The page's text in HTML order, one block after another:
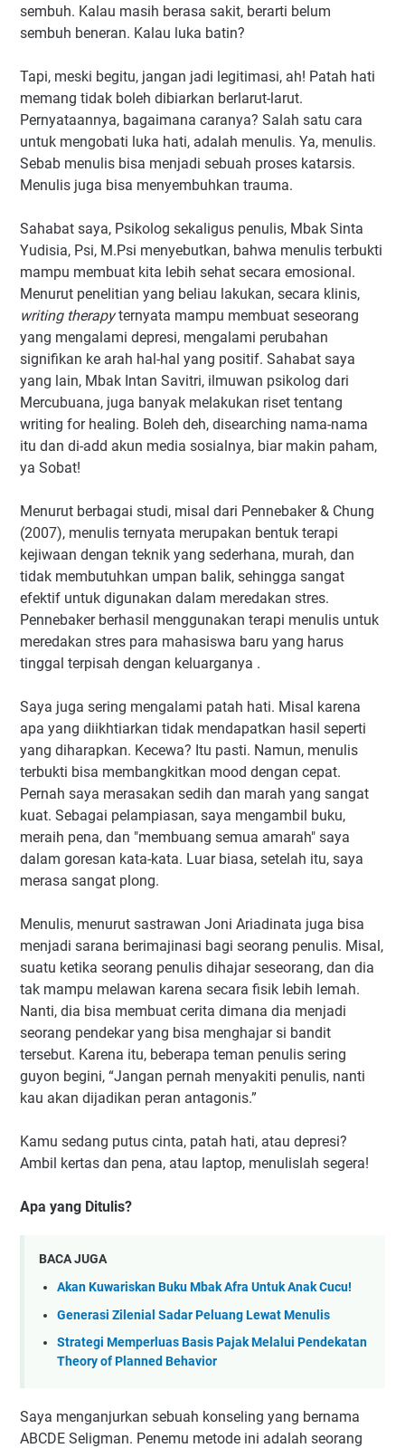
sembuh. Kalau masih berasa sakit, berarti belum
sembuh beneran. Kalau luka batin?
Tapi, meski begitu, jangan jadi legitimasi, ah! Patah hati
memang tidak boleh dibiarkan berlarut-larut.
Pernyataannya, bagaimana caranya? Salah satu cara
untuk mengobati luka hati, adalah menulis. Ya, menulis.
Sebab menulis bisa menjadi sebuah proses katarsis.
Menulis juga bisa menyembuhkan trauma.
Sahabat saya, Psikolog sekaligus penulis, Mbak Sinta
Yudisia, Psi, M.Psi menyebutkan, bahwa menulis terbukti
mampu membuat kita lebih sehat secara emosional.
Menurut penelitian yang beliau lakukan, secara klinis,
writing therapyternyata mampu membuat seseorang
yang mengalami depresi, mengalami perubahan
signifikan ke arah hal-hal yang positif. Sahabat saya
yang lain, Mbak Intan Savitri, ilmuwan psikolog dari
Mercubuana, juga banyak melakukan riset tentang
writing for healing. Boleh deh, disearching nama-nama
itu dan di-add akun media sosialnya, biar makin paham,
ya Sobat!
Menurut berbagai studi, misal dari Pennebaker & Chung
(2007), menulis ternyata merupakan bentuk terapi
kejiwaan dengan teknik yang sederhana, murah, dan
tidak membutuhkan umpan balik, sehingga sangat
efektif untuk digunakan dalam meredakan stres.
Pennebaker berhasil menggunakan terapi menulis untuk
meredakan stres para mahasiswa baru yang harus
tinggal terpisah dengan keluarganya .
Saya juga sering mengalami patah hati. Misal karena
apa yang diikhtiarkan tidak mendapatkan hasil seperti
yang diharapkan. Kecewa? Itu pasti. Namun, menulis
terbukti bisa membangkitkan mood dengan cepat.
Pernah saya merasakan sedih dan marah yang sangat
kuat. Sebagai pelampiasan, saya mengambil buku,
meraih pena, dan "membuang semua amarah" saya
dalam goresan kata-kata. Luar biasa, setelah itu, saya
merasa sangat plong.
Menulis, menurut sastrawan Joni Ariadinata juga bisa
menjadi sarana berimajinasi bagi seorang penulis. Misal,
suatu ketika seorang penulis dihajar seseorang, dan dia
tak mampu melawan karena secara fisik lebih lemah.
Nanti, dia bisa membuat cerita dimana dia menjadi
seorang pendekar yang bisa menghajar si bandit
tersebut. Karena itu, beberapa teman penulis sering
guyon begini, “Jangan pernah menyakiti penulis, nanti
kau akan dijadikan peran antagonis.”
Kamu sedang putus cinta, patah hati, atau depresi?
Ambil kertas dan pena, atau laptop, menulislah segera!
Apa yang Ditulis?
BACA JUGA
Akan Kuwariskan Buku Mbak Afra Untuk Anak Cucu!
Generasi Zilenial Sadar Peluang Lewat Menulis
Strategi Memperluas Basis Pajak Melalui Pendekatan
Theory of Planned Behavior
Saya menganjurkan sebuah konseling yang bernama
ABCDE Seligman. Penemu metode ini adalah seorang